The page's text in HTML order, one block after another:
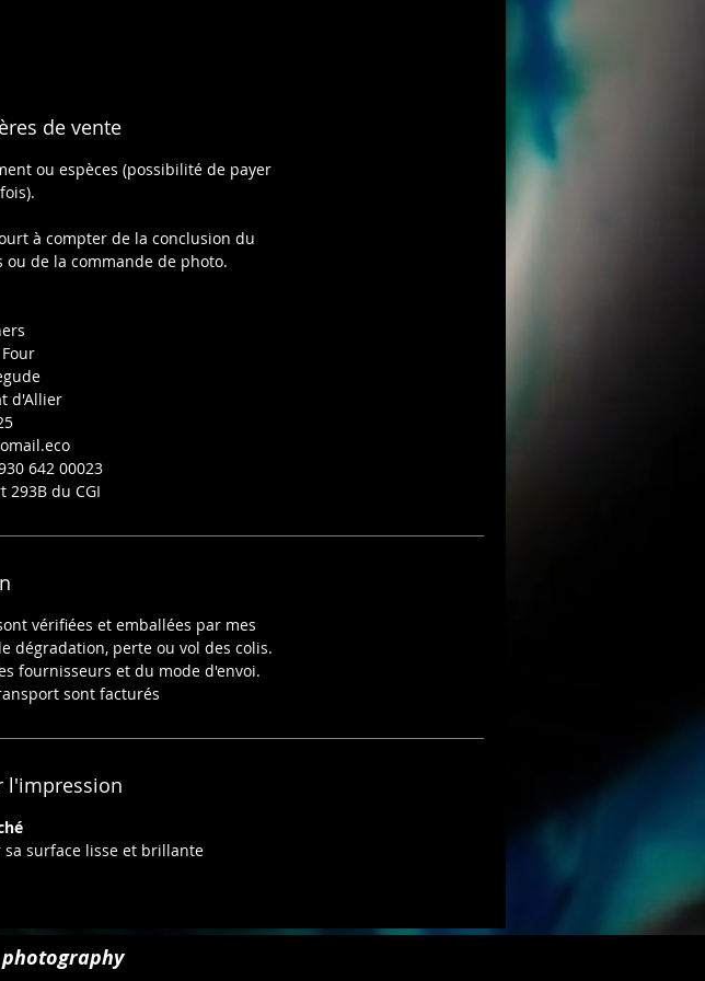
de vente
ou espèces (possibilité de payer
à compter de la conclusion du
de la commande de photo.
d'Allier
642 00023
293B du CGI
vérifiées et emballées par mes
dégradation, perte ou vol des colis.
fournisseurs et du mode d'envoi.
sont facturés
l'impression
surface lisse et brillante